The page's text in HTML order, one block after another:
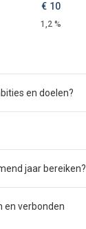
en doelen?
jaar bereiken?
en verbonden
€ 10
1,2 %